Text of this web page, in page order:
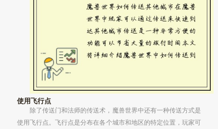
使用飞行点
除了传送门和法师的传送术，魔兽世界中还有一种传送方式是
使用飞行点。飞行点是分布在各个城市和地区的特定位置，玩家可